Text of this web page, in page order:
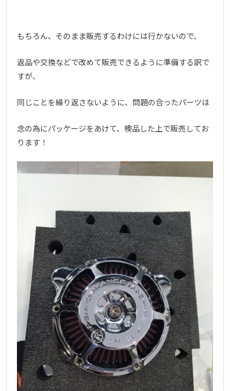
もちろん、そのまま販売するわけには行かないので、
返品や交換などで改めて販売できるように準備する訳で
すが、
同じことを繰り返さないように、問題の合ったパーツは
念の為にパッケージをあけて、検品した上で販売してお
ります！